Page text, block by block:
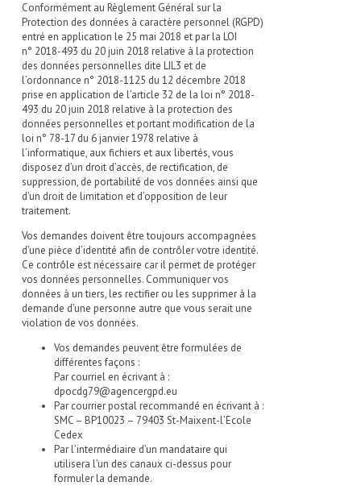
Conformément au Règlement Général sur la
Protection des données à caractère personnel (RGPD)
entré en application le 25 mai 2018 et par la LOI
n° 2018-493 du 20 juin 2018 relative à la protection
des données personnelles dite LIL3 et de
l’ordonnance n° 2018-1125 du 12 décembre 2018
prise en application de l’article 32 de la loi n° 2018-
493 du 20 juin 2018 relative à la protection des
données personnelles et portant modification de la
loi n° 78-17 du 6 janvier 1978 relative à
l’informatique, aux fichiers et aux libertés, vous
disposez d’un droit d’accès, de rectification, de
suppression, de portabilité de vos données ainsi que
d’un droit de limitation et d’opposition de leur
traitement.
Vos demandes doivent être toujours accompagnées
d’une pièce d’identité afin de contrôler votre identité.
Ce contrôle est nécessaire car il permet de protéger
vos données personnelles. Communiquer vos
données à un tiers, les rectifier ou les supprimer à la
demande d’une personne autre que vous serait une
violation de vos données.
Vos demandes peuvent être formulées de
différentes façons :
Par courriel en écrivant à :
dpocdg79@agencergpd.eu
Par courrier postal recommandé en écrivant à :
SMC – BP10023 – 79403 St-Maixent-l’Ecole
Cedex
Par l’intermédiaire d’un mandataire qui
utilisera l’un des canaux ci-dessus pour
formuler la demande.